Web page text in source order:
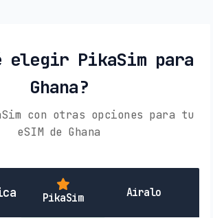
elegir PikaSim para
Ghana?
con otras opciones para tu
eSIM de Ghana
PikaSim Airalo